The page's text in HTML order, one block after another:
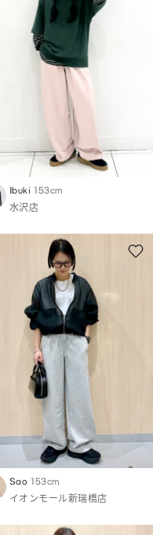
Ibuki 153cm
水沢店
Sao 153cm
イオンモール新瑞橋店